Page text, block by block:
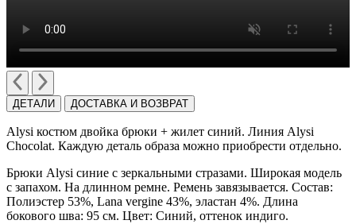
ДЕТАЛИ ДОСТАВКА И ВОЗВРАТ
Alysi костюм двойка брюки + жилет синий. Линия Alysi
Сhocolat. Каждую деталь образа можно приобрести отдельно.
Брюки Alysi синие с зеркальными стразами. Широкая модель
с запахом. На длинном ремне. Ремень завязывается. Состав:
Полиэстер 53%, Lana vergine 43%, эластан 4%. Длина
бокового шва: 95 см. Цвет: Синий, оттенок индиго.